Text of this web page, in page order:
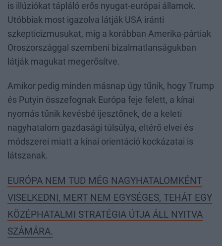
is illúziókat tápláló erős nyugat-európai államok.
Utóbbiak most igazolva látják USA iránti
szkepticizmusukat, míg a korábban Amerika-pártiak
Oroszországgal szembeni bizalmatlanságukban
látják magukat megerősítve.
Amikor pedig minden másnap úgy tűnik, hogy Trump
és Putyin összefognak Európa feje felett, a kínai
nyomás tűnik kevésbé ijesztőnek, de a keleti
nagyhatalom gazdasági túlsúlya, eltérő elvei és
módszerei miatt a kínai orientáció kockázatai is
látszanak.
EURÓPA NEM TUD MÉG NAGYHATALOMKÉNT
VISELKEDNI, MERT NEM EGYSÉGES, TEHÁT EGY
KÖZÉPHATALMI STRATÉGIA ÚTJA ÁLL NYITVA
SZÁMÁRA.